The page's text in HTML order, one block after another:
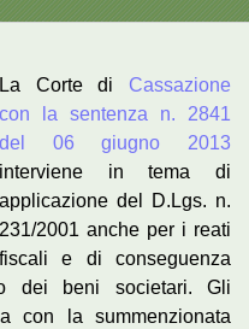
La Corte di Cassazione
con la sentenza n. 2841
del 06 giugno 2013
interviene in tema di
applicazione del D.Lgs. n.
231/2001 anche per i reati
fiscali e di conseguenza
dei beni societari. Gli
con la summenzionata